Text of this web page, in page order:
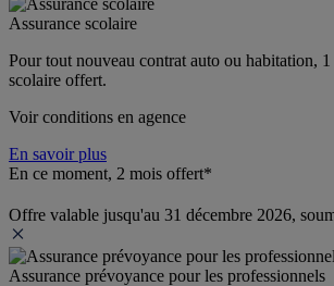
Assurance scolaire
Pour tout nouveau contrat auto ou habitation, 1
scolaire offert.
Voir conditions en agence
En savoir plus
En ce moment, 2 mois offert*
Offre valable jusqu'au 31 décembre 2026,
Assurance prévoyance pour les professionnels